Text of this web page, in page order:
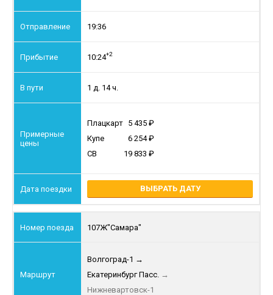
19:36
10:24+2
1 д. 14 ч.
Плацкарт 5 435
Купе
6 254
СВ
19 833
ВЫБРАТЬ ДАТУ
107Ж"Самара"
Волгоград-1 →
Екатеринбург Пасс. →
Нижневартовск-1